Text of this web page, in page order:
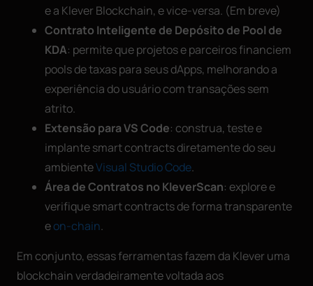
e a Klever Blockchain, e vice-versa. (Em breve)
Contrato Inteligente de Depósito de Pool de
KDA: permite que projetos e parceiros financiem
pools de taxas para seus dApps, melhorando a
experiência do usuário com transações sem
atrito.
Extensão para VS Code: construa, teste e
implante smart contracts diretamente do seu
ambienteVisual Studio Code.
Área de Contratos no KleverScan: explore e
verifique smart contracts de forma transparente
eon-chain.
Em conjunto, essas ferramentas fazem da Klever uma
blockchain verdadeiramente voltada aos